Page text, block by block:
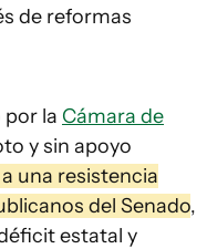
de reformas
la Cámara de
y sin apoyo
una resistencia
del Senado,
estatal y